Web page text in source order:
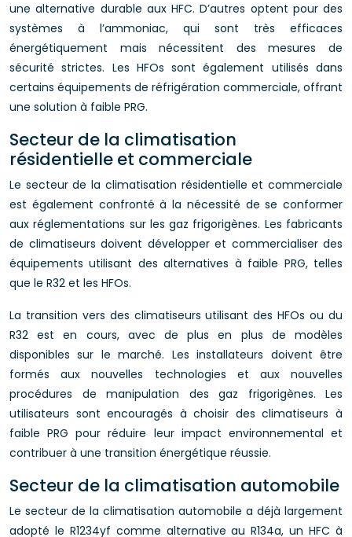
une alternative durable aux HFC. D’autres optent pour des
systèmes à l’ammoniac, qui sont très efficaces
énergétiquement mais nécessitent des mesures de
sécurité strictes. Les HFOs sont également utilisés dans
certains équipements de réfrigération commerciale, offrant
une solution à faible PRG.
Secteur de la climatisation
résidentielle et commerciale
Le secteur de la climatisation résidentielle et commerciale
est également confronté à la nécessité de se conformer
aux réglementations sur les gaz frigorigènes. Les fabricants
de climatiseurs doivent développer et commercialiser des
équipements utilisant des alternatives à faible PRG, telles
que le R32 et les HFOs.
La transition vers des climatiseurs utilisant des HFOs ou du
R32 est en cours, avec de plus en plus de modèles
disponibles sur le marché. Les installateurs doivent être
formés aux nouvelles technologies et aux nouvelles
procédures de manipulation des gaz frigorigènes. Les
utilisateurs sont encouragés à choisir des climatiseurs à
faible PRG pour réduire leur impact environnemental et
contribuer à une transition énergétique réussie.
Secteur de la climatisation automobile
Le secteur de la climatisation automobile a déjà largement
adopté le R1234yf comme alternative au R134a, un HFC à